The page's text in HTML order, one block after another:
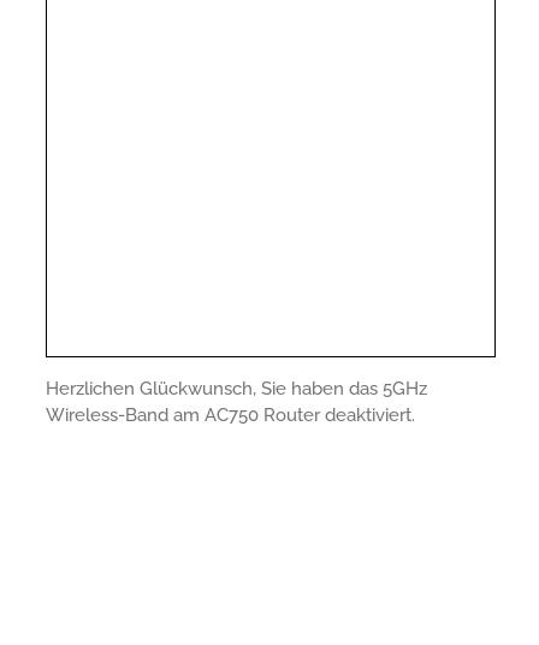
Herzlichen Glückwunsch, Sie haben das 5GHz
Wireless-Band am AC750 Router deaktiviert.